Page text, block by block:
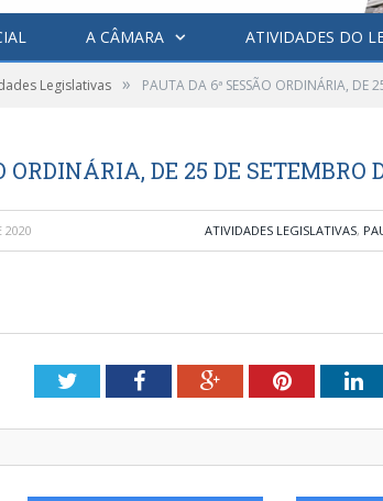
A CÂMARA ATIVIDADES DO
Legislativas » PAUTA DA 6ª SESSÃO ORDINÁRIA, DE
ORDINÁRIA, DE 25 DE SETEMBRO
2020 ATIVIDADES LEGISLATIVAS,
TwitterFacebookGoogle+Pinterest